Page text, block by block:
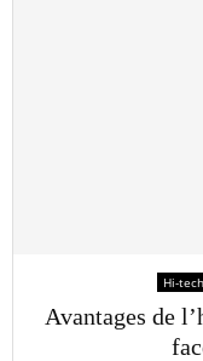
Hi-
Avantages de